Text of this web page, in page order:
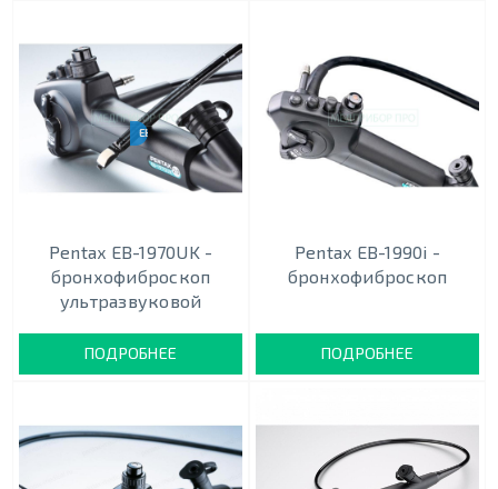
EBUS-TBNA
Pentax EB-1970UK -
бронхофиброскоп
ультразвуковой
ПОДРОБНЕЕ
Pentax EB-1990i -
бронхофиброскоп
ПОДРОБНЕЕ